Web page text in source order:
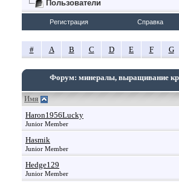
Пользователи
Регистрация Справка
# A B C D E F G
Форум: минералы, выращивание
Имя
Haron1956Lucky
Junior Member
Hasmik
Junior Member
Hedge129
Junior Member